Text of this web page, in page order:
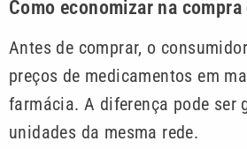
Como economizar na compra
Antes de comprar, o
preços de medicamentos em
farmácia. A diferença pode ser
unidades da mesma rede.